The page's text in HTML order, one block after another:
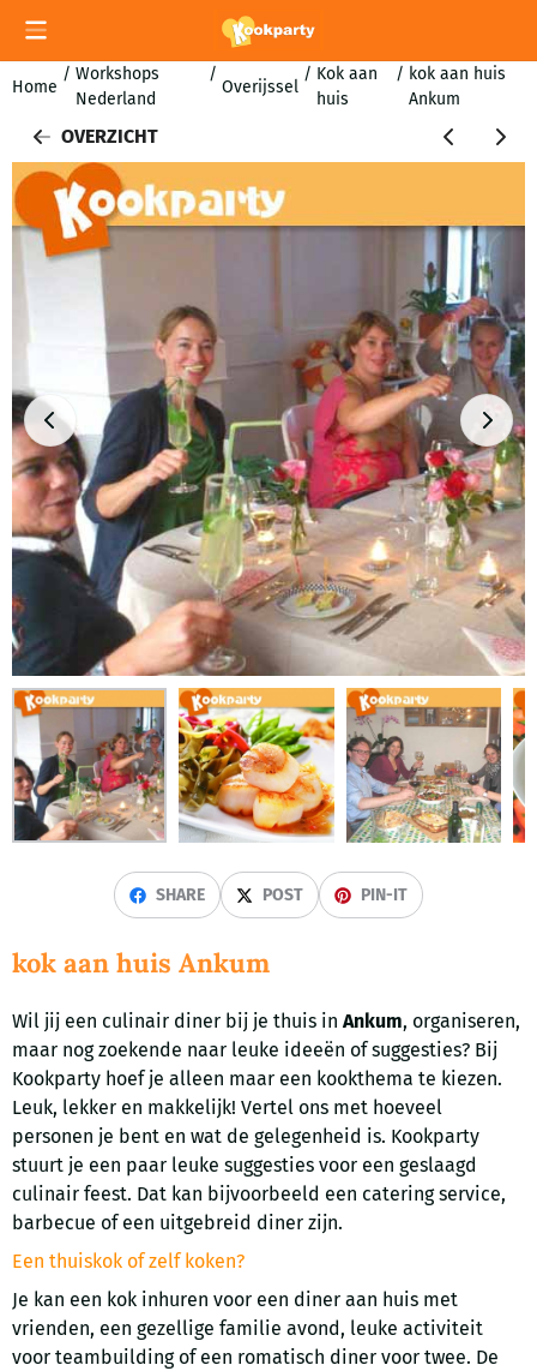
Cookievoorkeuren zijn momenteel gesloten.
Home
/ Workshops
Nederland
/
Overijssel
/ Kok aan
huis
/ kok aan huis
Ankum
OVERZICHT
SHARE POST PIN-IT
kok aan huis Ankum
Wil jij een culinair diner bij je thuis in Ankum, organiseren,
maar nog zoekende naar leuke ideeën of suggesties? Bij
Kookparty hoef je alleen maar een kookthema te kiezen.
Leuk, lekker en makkelijk! Vertel ons met hoeveel
personen je bent en wat de gelegenheid is. Kookparty
stuurt je een paar leuke suggesties voor een geslaagd
culinair feest. Dat kan bijvoorbeeld een catering service,
barbecue of een uitgebreid diner zijn.
Een thuiskok of zelf koken?
Je kan een kok inhuren voor een diner aan huis met
vrienden, een gezellige familie avond, leuke activiteit
voor teambuilding of een romatisch diner voor twee. De